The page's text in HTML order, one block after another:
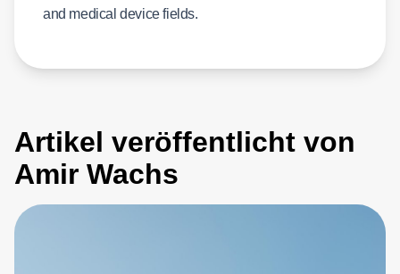
and medical device fields.
Artikel veröffentlicht von
Amir Wachs